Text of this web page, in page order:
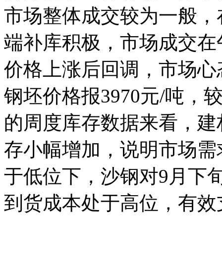
市场整体成交较为一般
端补库积极，市场成交
价格上涨后回调，市场
钢坯价格报3970元/吨，
的周度库存数据来看，
存小幅增加，说明市场
于低位下，沙钢对9月下
到货成本处于高位，有